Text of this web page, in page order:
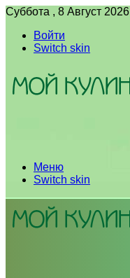
Суббота , 8 Август 2026
Войти
Switch skin
Меню
Switch skin